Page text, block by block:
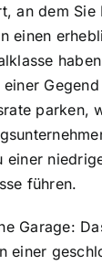
an dem Sie
einen
einer
parken,
einer
führen.
Garage:
einer